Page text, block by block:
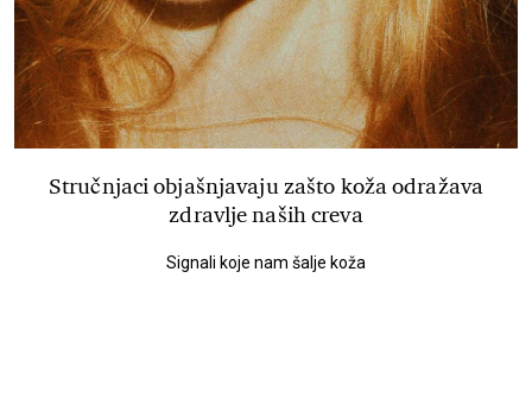
Stručnjaci objašnjavaju zašto koža odražava
zdravlje naših creva
Signali koje nam šalje koža